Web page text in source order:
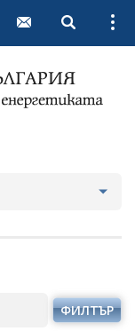
Open
ФИЛТЪР